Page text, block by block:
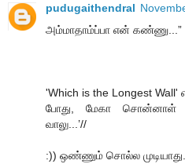
pudugaithendral
அம்மாதாம்ப்பா என் கண்ணு...”
'Which is the Longest Wall'
போது, மேகா சொன்னாள்
வாலு...’//
:)) ஒண்ணும் சொல்ல